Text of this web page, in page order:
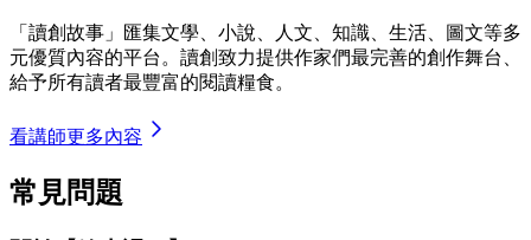
「讀創故事」匯集文學、小說、人文、知識、生活、圖文等多
元優質內容的平台。讀創致力提供作家們最完善的創作舞台、
給予所有讀者最豐富的閱讀糧食。
看講師更多內容
常見問題